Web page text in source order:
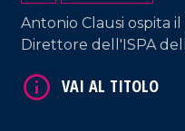
Antonio Clausi ospita
Direttore dell'ISPA
VAI AL TITOLO